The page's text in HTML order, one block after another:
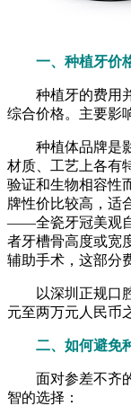
一、种植牙价格
种植牙的费用并
综合价格。主要影
种植体品牌是影
材质、工艺上各有
验证和生物相容性
牌性价比较高，适
——全瓷牙冠美观
者牙槽骨高度或宽
辅助手术，这部分
以深圳正规口腔
元至两万元人民币
二、如何避免种
面对参差不齐的
智的选择：